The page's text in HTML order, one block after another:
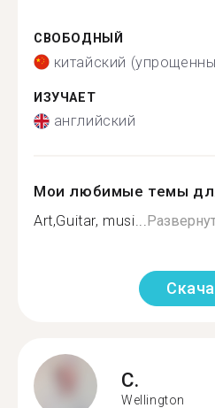
СВОБОДНЫЙ
китайский
ИЗУЧАЕТ
английский
Мои любимые темы
Art,Guitar, musi...
C.
Wellington